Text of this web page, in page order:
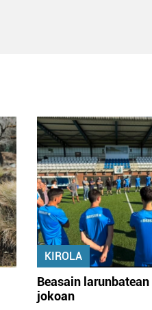
KIROLA
Beasain
jokoan